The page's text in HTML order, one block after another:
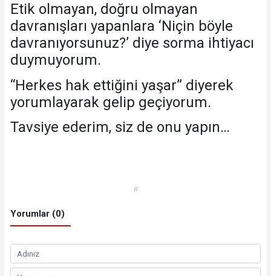
Etik olmayan, doğru olmayan
davranışları yapanlara ‘Niçin böyle
davranıyorsunuz?’ diye sorma ihtiyacı
duymuyorum.
“Herkes hak ettiğini yaşar” diyerek
yorumlayarak gelip geçiyorum.
Tavsiye ederim, siz de onu yapın…
#
Yorumlar (0)